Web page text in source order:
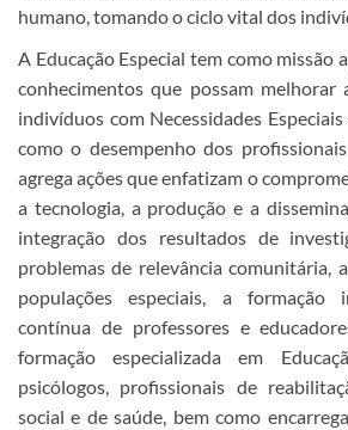
humano, tomando o ciclo vital dos
A Educação Especial tem como missão
conhecimentos que possam
indivíduos com Necessidades
como o desempenho dos
agrega ações que enfatizam o
a tecnologia, a produção e a
integração dos resultados de
problemas de relevância comunitária,
populações especiais, a formação
contínua de professores e
formação especializada em
psicólogos, profissionais de
social e de saúde, bem como